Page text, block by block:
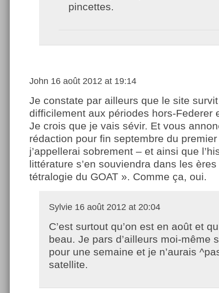
pincettes.
John 16 août 2012 at 19:14
Je constate par ailleurs que le site survit
difficilement aux périodes hors-Federer
Je crois que je vais sévir. Et vous
rédaction pour fin septembre du
j’appellerai sobrement – et ainsi que
littérature s’en souviendra dans les
tétralogie du GOAT ». Comme ça, oui.
Sylvie 16 août 2012 at 20:04
C’est surtout qu’on est en août et
beau. Je pars d’ailleurs moi-même
pour une semaine et je n’aurais
satellite.